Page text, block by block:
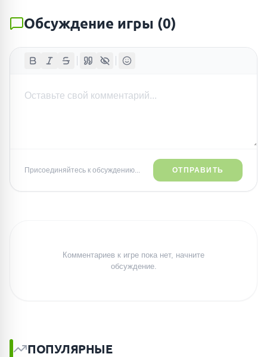
Обсуждение игры (0)
Присоединяйтесь к обсуждению... ОТПРАВИТЬ
Комментариев к игре пока нет, начните
обсуждение.
ПОПУЛЯРНЫЕ